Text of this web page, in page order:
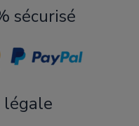
sécurisé
légale